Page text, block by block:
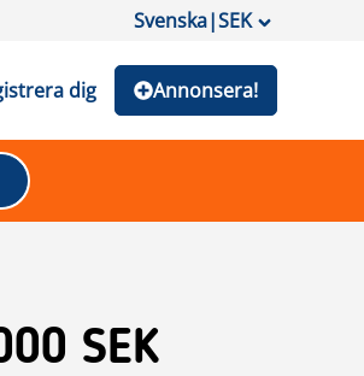
Svenska|SEK
dig Annonsera!
SEK